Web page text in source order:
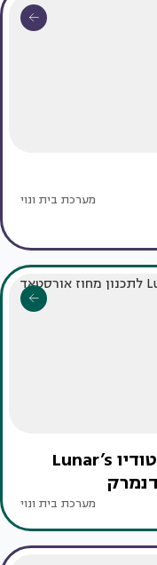
מערכת בית ונוי
הצצה ראשונה להצעה של סטודיו Lunar’s
מערכת בית ונוי